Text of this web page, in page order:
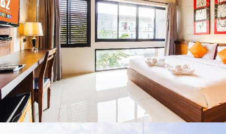
คอนเสิร์ตจากศิลปิน
ชื่อดังตลอด 5 วัน